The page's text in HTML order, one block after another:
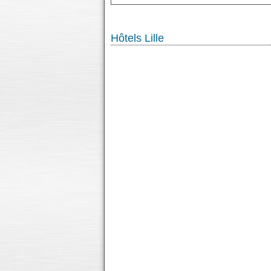
Hôtels Lille